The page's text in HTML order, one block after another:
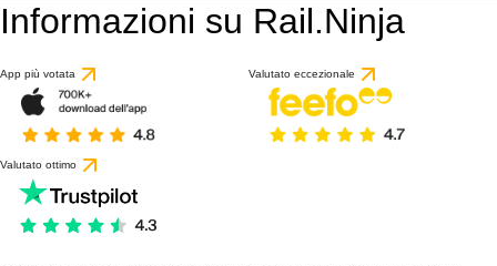
Informazioni su Rail.Ninja
App più votata Valutato eccezionale
Valutato ottimo